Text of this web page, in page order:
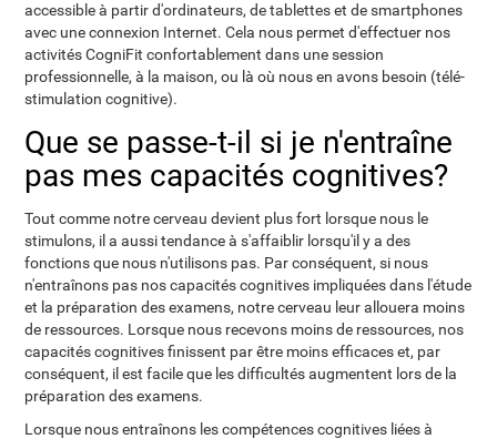
accessible à partir d'ordinateurs, de tablettes et de smartphones
avec une connexion Internet. Cela nous permet d'effectuer nos
activités CogniFit confortablement dans une session
professionnelle, à la maison, ou là où nous en avons besoin (télé-
stimulation cognitive).
Que se passe-t-il si je n'entraîne
pas mes capacités cognitives?
Tout comme notre cerveau devient plus fort lorsque nous le
stimulons, il a aussi tendance à s'affaiblir lorsqu'il y a des
fonctions que nous n'utilisons pas. Par conséquent, si nous
n'entraînons pas nos capacités cognitives impliquées dans l'étude
et la préparation des examens, notre cerveau leur allouera moins
de ressources. Lorsque nous recevons moins de ressources, nos
capacités cognitives finissent par être moins efficaces et, par
conséquent, il est facile que les difficultés augmentent lors de la
préparation des examens.
Lorsque nous entraînons les compétences cognitives liées à